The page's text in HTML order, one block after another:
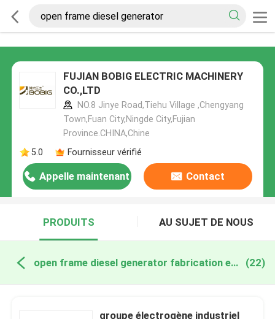
FUJIAN BOBIG ELECTRIC MACHINERY
CO.,LTD
NO.8 Jinye Road,Tiehu Village ,Chengyang
Town,Fuan City,Ningde City,Fujian
Province.CHINA,Chine
5.0
Fournisseur vérifié
Appelle maintenant Contact
PRODUITS AU SUJET DE NOUS
open frame diesel generator fabrication en ligne (22)
groupe électrogène industriel